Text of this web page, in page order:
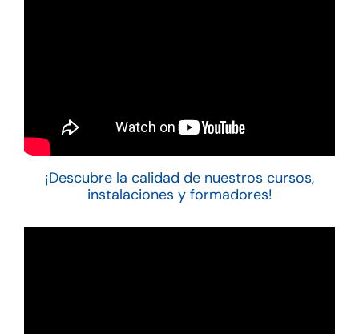
¡Descubre la calidad de nuestros cursos,
instalaciones y formadores!